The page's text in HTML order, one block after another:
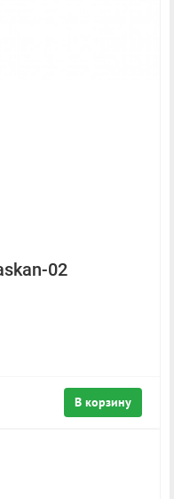
02
В корзину